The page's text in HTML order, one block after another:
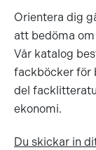
Orientera dig
att bedöma
Vår katalog
fackböcker för
del
ekonomi.
Du skickar in